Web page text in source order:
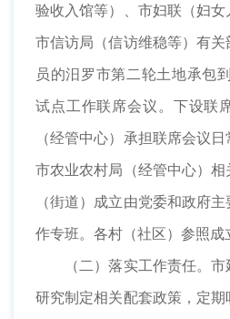
验收入馆等）、市妇联（妇女
市信访局（信访维稳等）有
员的汨罗市第二轮土地承包
试点工作联席会议。下设联
（经管中心）承担联席会议
市农业农村局（经管中心）
（街道）成立由党委和政府
作专班。各村（社区）参照成
（二）落实工作责任。市
研究制定相关配套政策，定